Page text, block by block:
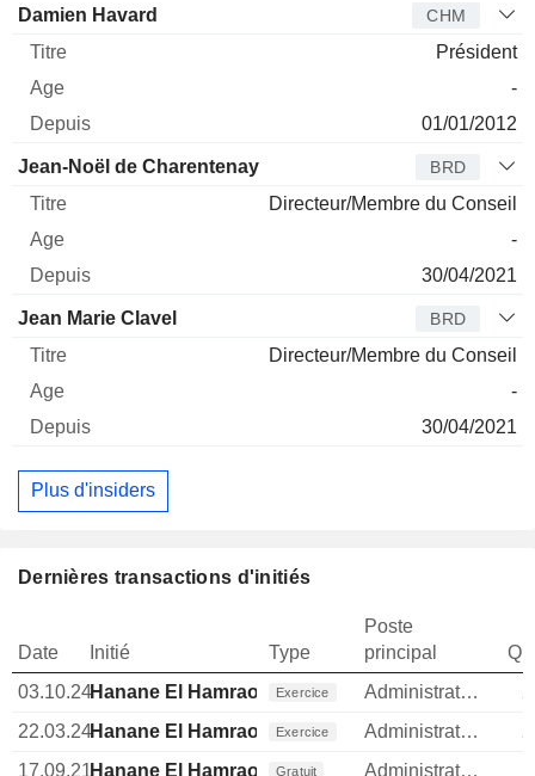
Administrateur Titre
Damien Havard CHM
Président
-
01/01/2012
Jean-Noël de Charentenay BRD
Directeur/Membre du Conseil
-
30/04/2021
Jean Marie Clavel BRD
Directeur/Membre du Conseil
-
30/04/2021
Plus d'insiders
Dernières transactions d'initiés
Date Initié Type
Poste
principal
03.10.24Hanane El Hamraoui Exercice Administrateur
22.03.24Hanane El Hamraoui Exercice Administrateur
17.09.21Hanane El Hamraoui Gratuit Administrateur